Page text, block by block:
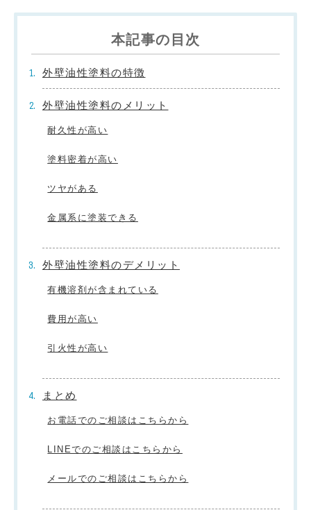
本記事の目次
外壁油性塗料の特徴
外壁油性塗料のメリット
耐久性が高い
塗料密着が高い
ツヤがある
金属系に塗装できる
外壁油性塗料のデメリット
有機溶剤が含まれている
費用が高い
引火性が高い
まとめ
お電話でのご相談はこちらから
LINEでのご相談はこちらから
メールでのご相談はこちらから